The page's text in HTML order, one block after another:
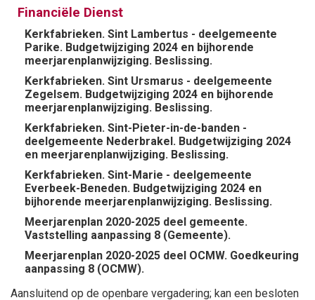
Financiële Dienst
Kerkfabrieken. Sint Lambertus - deelgemeente
Parike. Budgetwijziging 2024 en bijhorende
meerjarenplanwijziging. Beslissing.
Kerkfabrieken. Sint Ursmarus - deelgemeente
Zegelsem. Budgetwijziging 2024 en bijhorende
meerjarenplanwijziging. Beslissing.
Kerkfabrieken. Sint-Pieter-in-de-banden -
deelgemeente Nederbrakel. Budgetwijziging 2024
en meerjarenplanwijziging. Beslissing.
Kerkfabrieken. Sint-Marie - deelgemeente
Everbeek-Beneden. Budgetwijziging 2024 en
bijhorende meerjarenplanwijziging. Beslissing.
Meerjarenplan 2020-2025 deel gemeente.
Vaststelling aanpassing 8 (Gemeente).
Meerjarenplan 2020-2025 deel OCMW. Goedkeuring
aanpassing 8 (OCMW).
Aansluitend op de openbare vergadering; kan een besloten